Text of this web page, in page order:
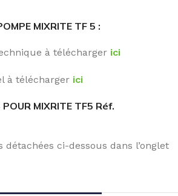
MIXRITE TF 5 :
à télécharger ici
à télécharger ici
POUR MIXRITE TF5 Réf.
détachées ci-dessous dans l’onglet